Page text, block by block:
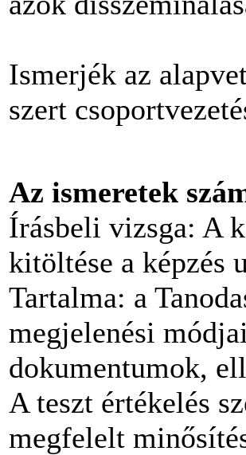
Ismerjék az
szert
Az ismeretek
Írásbeli vizsga: A
kitöltése a képzés
Tartalma: a
megjelenési
dokumentumok,
A teszt értékelés
megfelelt